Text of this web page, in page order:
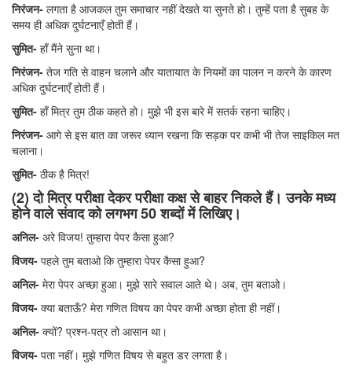
निरंजन- लगता है आजकल तुम समाचार नहीं देखते या सुनते हो। तुम्हें पता है सुबह के
समय ही अधिक दुर्घटनाएँ होती हैं।
सुमित- हाँ मैंने सुना था।
निरंजन- तेज गति से वाहन चलाने और यातायात के नियमों का पालन न करने के कारण
अधिक दुर्घटनाएँ होती हैं।
सुमित- हाँ मित्र तुम ठीक कहते हो। मुझे भी इस बारे में सतर्क रहना चाहिए।
निरंजन- आगे से इस बात का जरूर ध्यान रखना कि सड़क पर कभी भी तेज साइकिल मत
चलाना।
सुमित- ठीक है मित्र!
(2) दो मित्र परीक्षा देकर परीक्षा कक्ष से बाहर निकले हैं। उनके मध्य
होने वाले संवाद को लगभग 50 शब्दों में लिखिए।
अनिल- अरे विजय! तुम्हारा पेपर कैसा हुआ?
विजय- पहले तुम बताओ कि तुम्हारा पेपर कैसा हुआ?
अनिल- मेरा पेपर अच्छा हुआ। मुझे सारे सवाल आते थे। अब, तुम बताओ।
विजय- क्या बताऊँ? मेरा गणित विषय का पेपर कभी अच्छा होता ही नहीं।
अनिल- क्यों? प्रश्न-पत्र तो आसान था।
विजय- पता नहीं। मुझे गणित विषय से बहुत डर लगता है।